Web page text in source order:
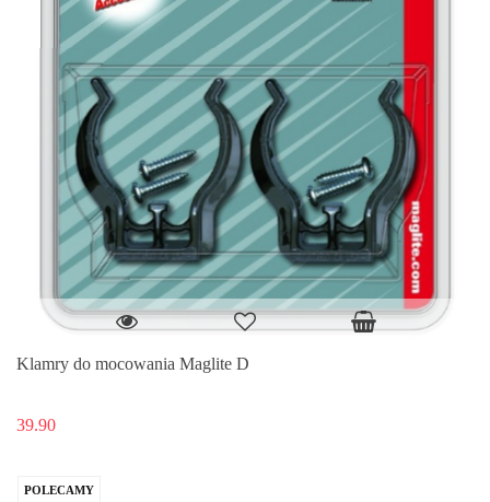
Klamry do mocowania Maglite D
39.90
POLECAMY